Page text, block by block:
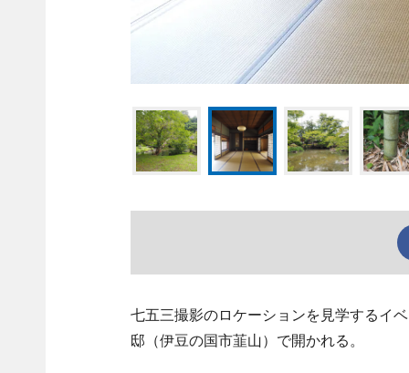
七五三撮影のロケーションを見学するイ
邸（伊豆の国市韮山）で開かれる。